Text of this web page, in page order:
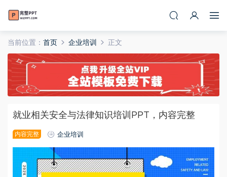
当前位置： 首页 企业培训 正文
就业相关安全与法律知识培训PPT，内容完整
内容完整 企业培训